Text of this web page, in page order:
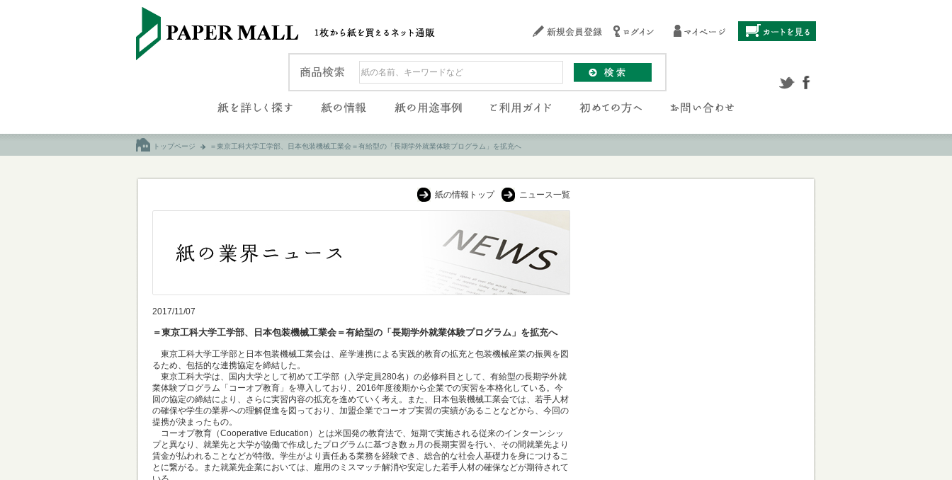
トップページ ＝東京工科大学工学部、日本包装機械工業会＝有給型の「長期学外就業体験プログラム」を拡充へ
紙の情報トップ ニュース一覧
2017/11/07
＝東京工科大学工学部、日本包装機械工業会＝有給型の「長期学外就業体験プログラム」を拡充へ
東京工科大学工学部と日本包装機械工業会は、産学連携による実践的教育の拡充と包装機械産業の振興を図
るため、包括的な連携協定を締結した。
東京工科大学は、国内大学として初めて工学部（入学定員280名）の必修科目として、有給型の長期学外就
業体験プログラム「コーオプ教育」を導入しており、2016年度後期から企業での実習を本格化している。今
回の協定の締結により、さらに実習内容の拡充を進めていく考え。また、日本包装機械工業会では、若手人材
の確保や学生の業界への理解促進を図っており、加盟企業でコーオプ実習の実績があることなどから、今回の
提携が決まったもの。
コーオプ教育（Cooperative Education）とは米国発の教育法で、短期で実施される従来のインターンシッ
プと異なり、就業先と大学が協働で作成したプログラムに基づき数ヵ月の長期実習を行い、その間就業先より
賃金が払われることなどが特徴。学生がより責任ある業務を経験でき、総合的な社会人基礎力を身につけるこ
とに繋がる。また就業先企業においては、雇用のミスマッチ解消や安定した若手人材の確保などが期待されて